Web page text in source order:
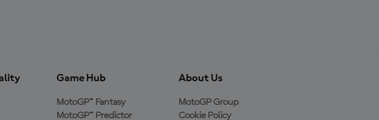
Game Hub
MotoGP™ Fantasy
MotoGP™ Predictor
About Us
MotoGP Group
Cookie Policy